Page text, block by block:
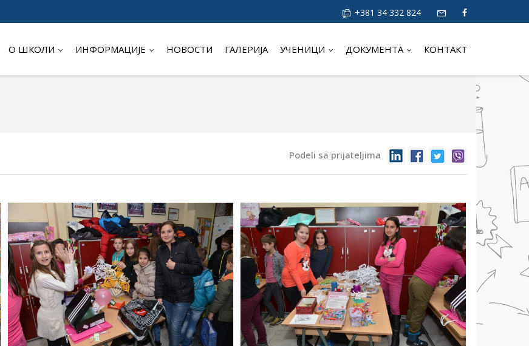
+381 34 332 824
О ШКОЛИ ИНФОРМАЦИЈЕ НОВОСТИ ГАЛЕРИЈА УЧЕНИЦИ ДОКУМЕНТА КОНТАКТ
Podeli sa prijateljima